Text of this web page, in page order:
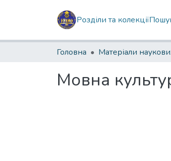
Розділи та колекції
Головна
Мовна